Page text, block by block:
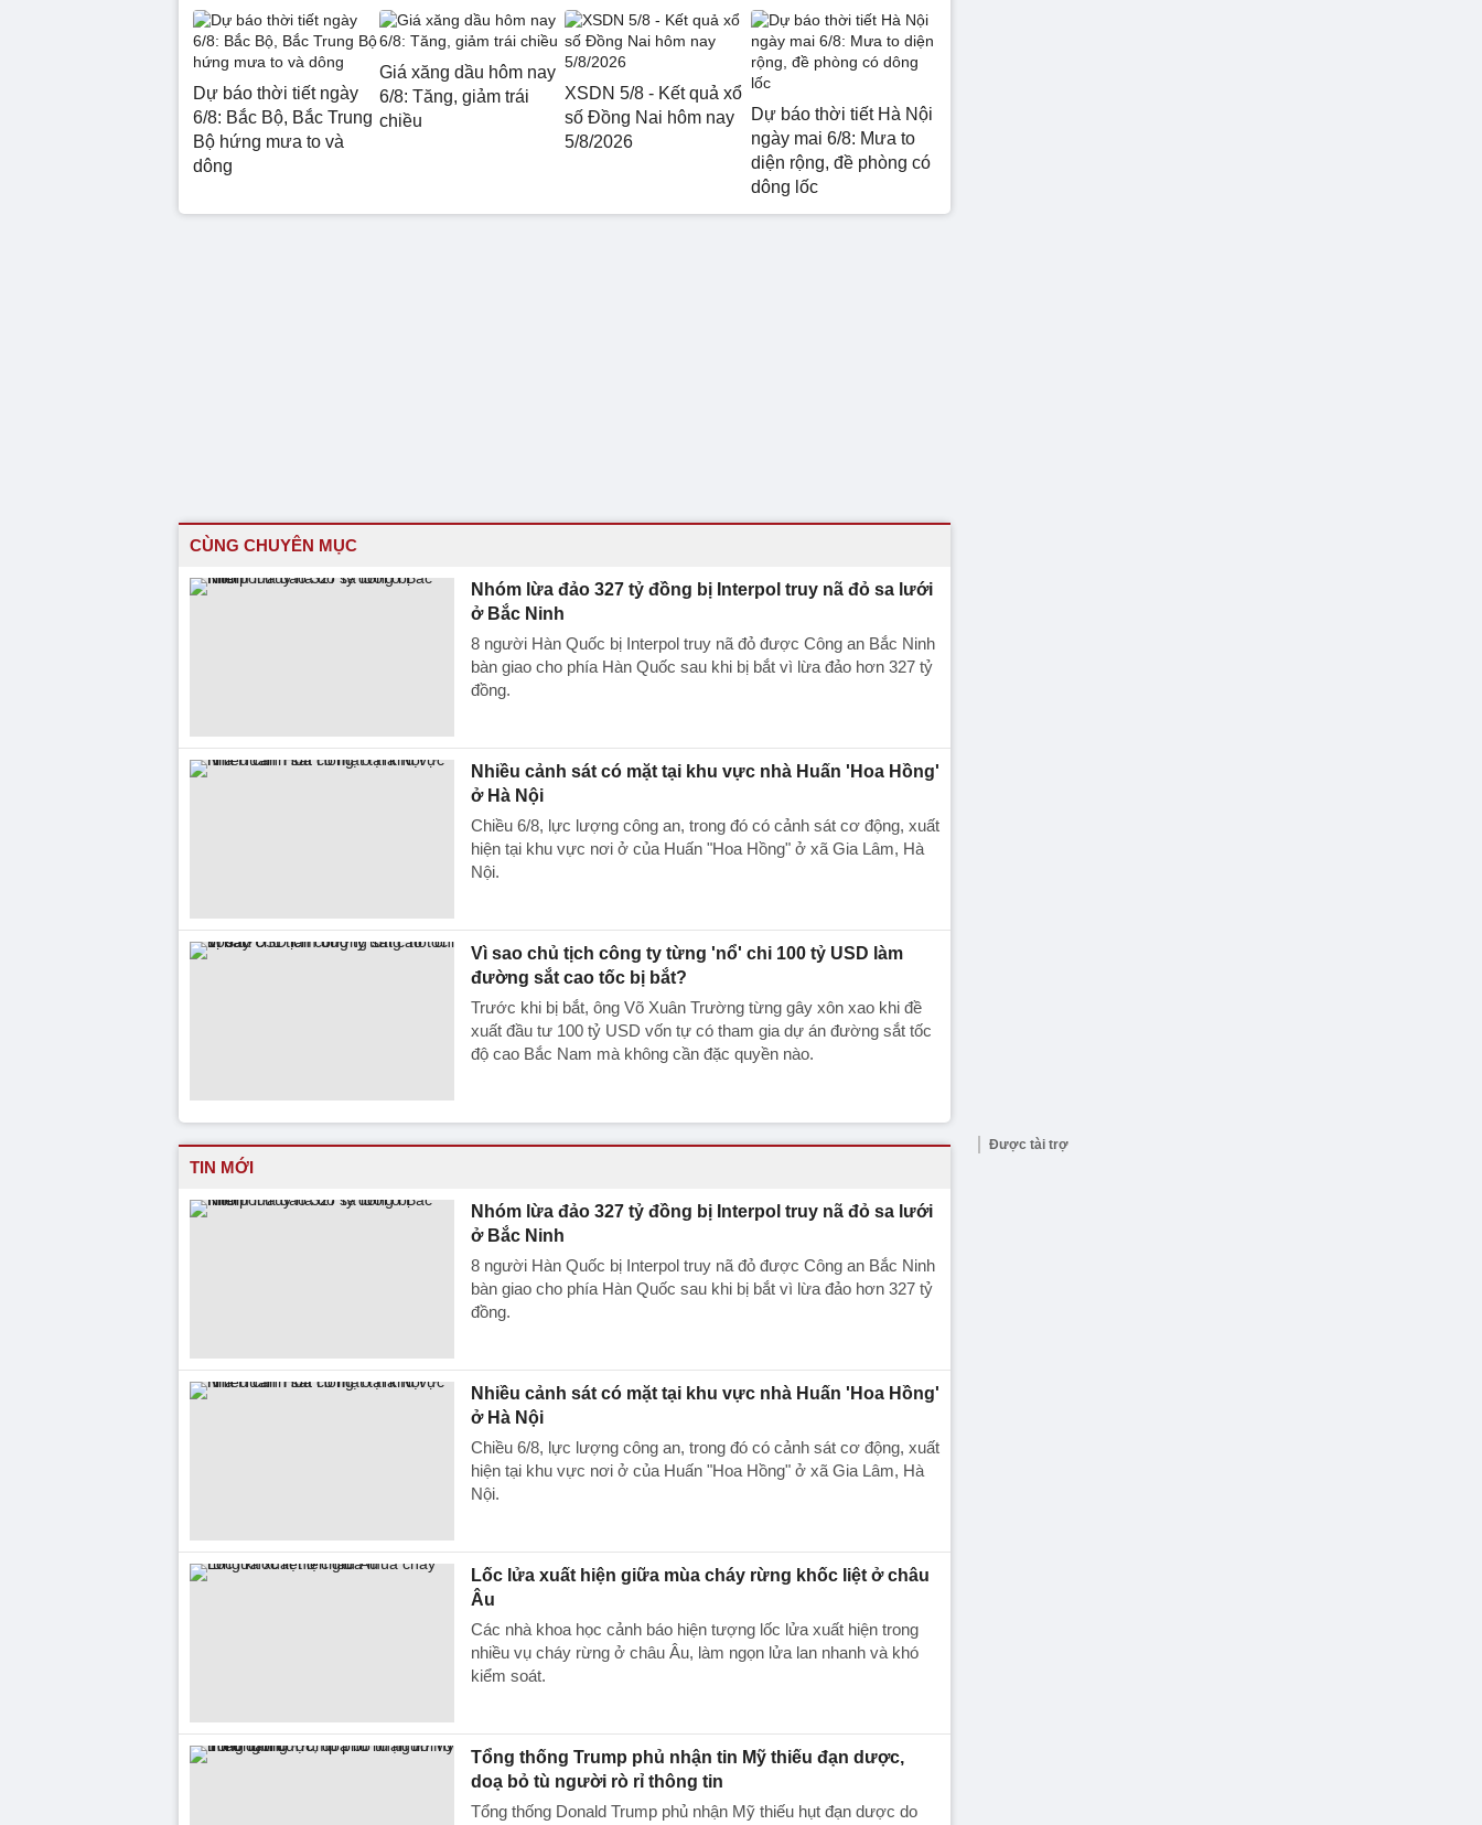
Dự báo thời tiết ngày
6/8: Bắc Bộ, Bắc Trung
Bộ hứng mưa to và
dông
Giá xăng dầu hôm nay
6/8: Tăng, giảm trái
chiều
XSDN 5/8 - Kết quả xổ
số Đồng Nai hôm nay
5/8/2026
Dự báo thời tiết Hà Nội
ngày mai 6/8: Mưa to
diện rộng, đề phòng có
dông lốc
CÙNG CHUYÊN MỤC
Nhóm lừa đảo 327 tỷ đồng bị Interpol truy nã đỏ sa lưới
ở Bắc Ninh
8 người Hàn Quốc bị Interpol truy nã đỏ được Công an Bắc Ninh
bàn giao cho phía Hàn Quốc sau khi bị bắt vì lừa đảo hơn 327 tỷ
đồng.
Nhiều cảnh sát có mặt tại khu vực nhà Huấn 'Hoa Hồng'
ở Hà Nội
Chiều 6/8, lực lượng công an, trong đó có cảnh sát cơ động, xuất
hiện tại khu vực nơi ở của Huấn "Hoa Hồng" ở xã Gia Lâm, Hà
Nội.
Vì sao chủ tịch công ty từng 'nổ' chi 100 tỷ USD làm
đường sắt cao tốc bị bắt?
Trước khi bị bắt, ông Võ Xuân Trường từng gây xôn xao khi đề
xuất đầu tư 100 tỷ USD vốn tự có tham gia dự án đường sắt tốc
độ cao Bắc Nam mà không cần đặc quyền nào.
TIN MỚI
Nhóm lừa đảo 327 tỷ đồng bị Interpol truy nã đỏ sa lưới
ở Bắc Ninh
8 người Hàn Quốc bị Interpol truy nã đỏ được Công an Bắc Ninh
bàn giao cho phía Hàn Quốc sau khi bị bắt vì lừa đảo hơn 327 tỷ
đồng.
Nhiều cảnh sát có mặt tại khu vực nhà Huấn 'Hoa Hồng'
ở Hà Nội
Chiều 6/8, lực lượng công an, trong đó có cảnh sát cơ động, xuất
hiện tại khu vực nơi ở của Huấn "Hoa Hồng" ở xã Gia Lâm, Hà
Nội.
Lốc lửa xuất hiện giữa mùa cháy rừng khốc liệt ở châu
Âu
Các nhà khoa học cảnh báo hiện tượng lốc lửa xuất hiện trong
nhiều vụ cháy rừng ở châu Âu, làm ngọn lửa lan nhanh và khó
kiểm soát.
Tổng thống Trump phủ nhận tin Mỹ thiếu đạn dược,
doạ bỏ tù người rò rỉ thông tin
Tổng thống Donald Trump phủ nhận Mỹ thiếu hụt đạn dược do
Được tài trợ